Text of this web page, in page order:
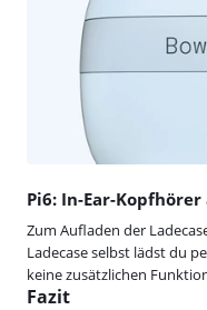
Pi6: In-Ear-
Zum Aufladen der
Ladecase selbst lädst du
keine zusätzlichen
Fazit